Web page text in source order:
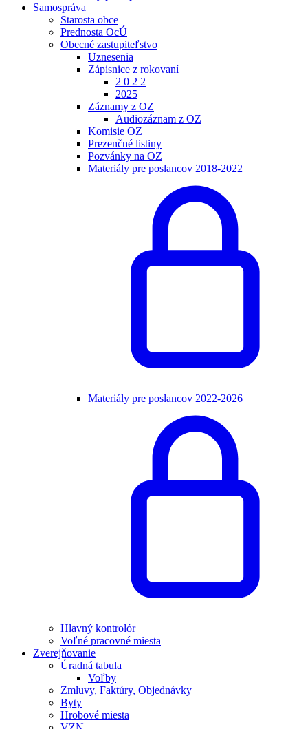
Samospráva
Starosta obce
Prednosta OcÚ
Obecné zastupiteľstvo
Uznesenia
Zápisnice z rokovaní
2 0 2 2
2025
Záznamy z OZ
Audiozáznam z OZ
Komisie OZ
Prezenčné listiny
Pozvánky na OZ
Materiály pre poslancov 2018-2022
Materiály pre poslancov 2022-2026
Hlavný kontrolór
Voľné pracovné miesta
Zverejňovanie
Úradná tabula
Voľby
Zmluvy, Faktúry, Objednávky
Byty
Hrobové miesta